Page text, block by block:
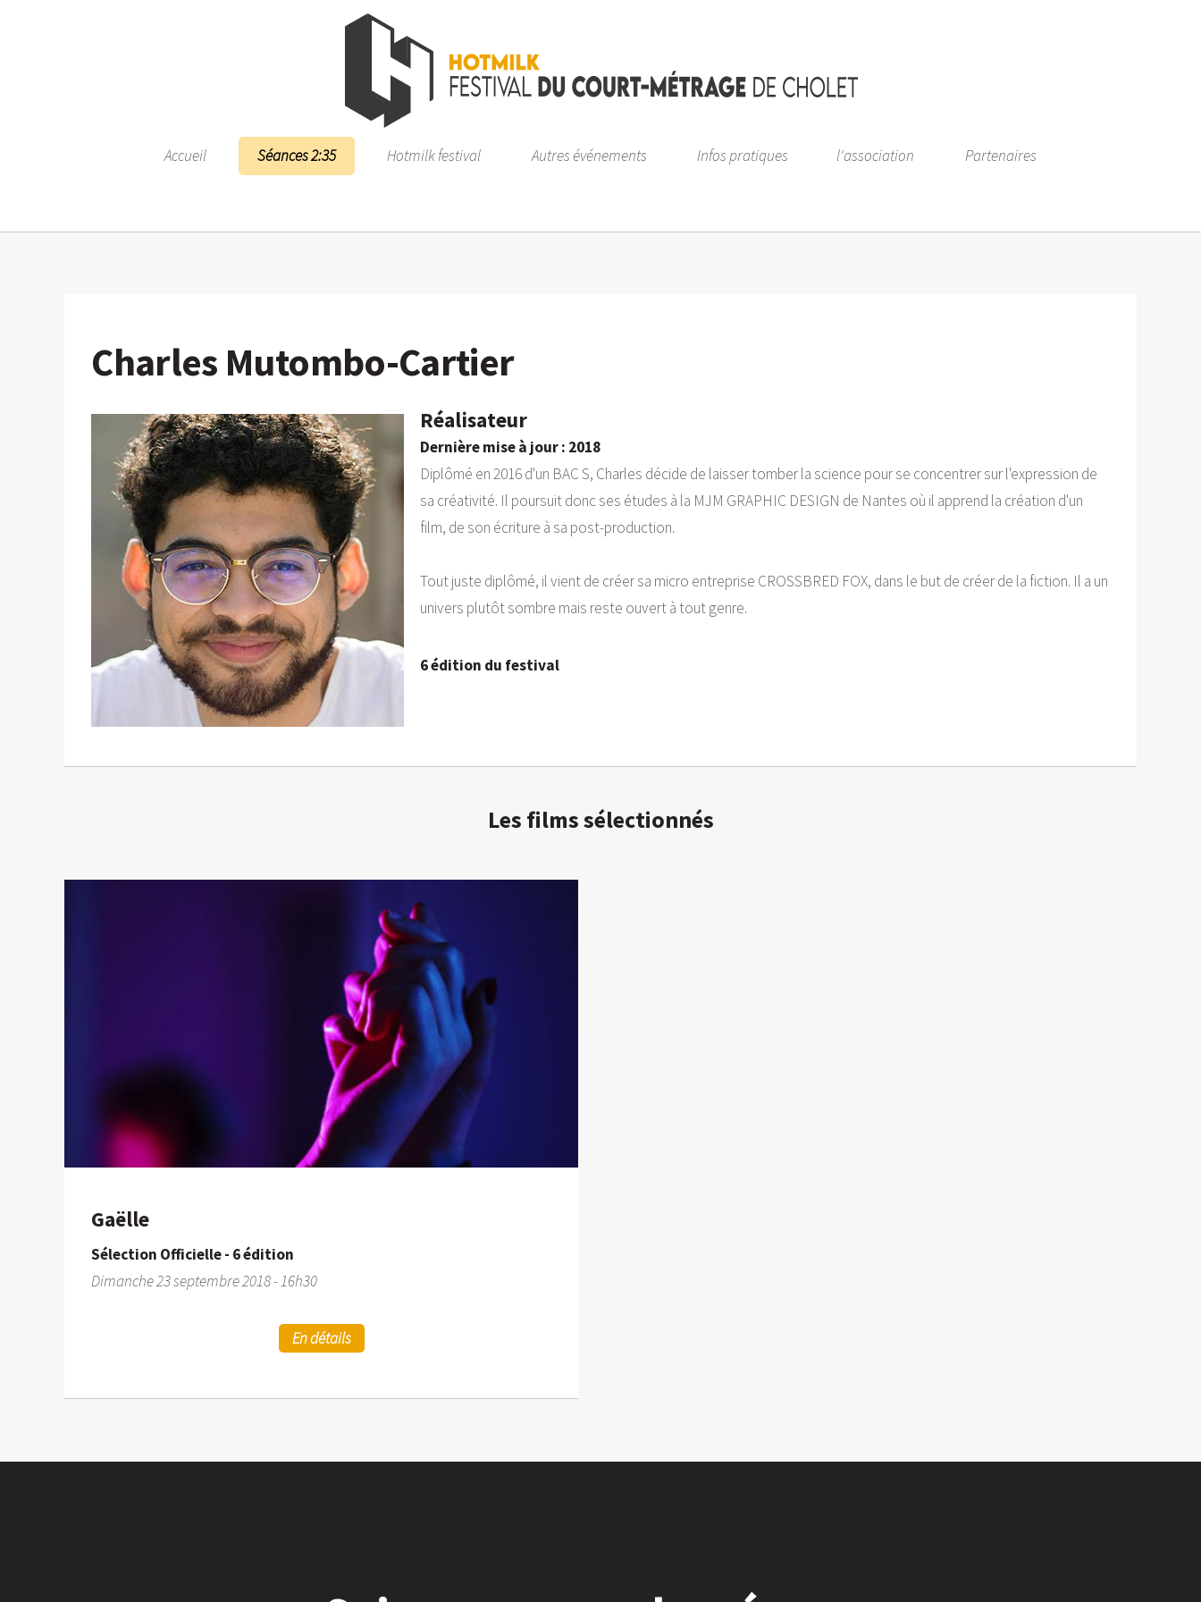
Accueil Séances 2:35 Hotmilk festival Autres événements Infos pratiques l'association Partenaires
Charles Mutombo-Cartier
Réalisateur
Dernière mise à jour : 2018
Diplômé en 2016 d'un BAC S, Charles décide de laisser tomber la science pour se concentrer sur l'expression de
sa créativité. Il poursuit donc ses études à la MJM GRAPHIC DESIGN de Nantes où il apprend la création d'un
film, de son écriture à sa post-production.
Tout juste diplômé, il vient de créer sa micro entreprise CROSSBRED FOX, dans le but de créer de la fiction. Il a un
univers plutôt sombre mais reste ouvert à tout genre.
6 édition du festival
Les films sélectionnés
Gaëlle
Sélection Officielle - 6 édition
Dimanche 23 septembre 2018 - 16h30
En détails